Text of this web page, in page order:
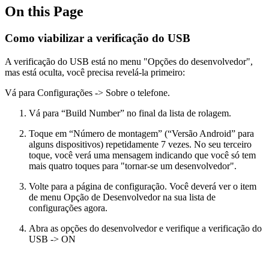
On this Page
Como viabilizar a verificação do USB
A verificação do USB está no menu "Opções do desenvolvedor",
mas está oculta, você precisa revelá-la primeiro:
Vá para Configurações -> Sobre o telefone.
Vá para “Build Number” no final da lista de rolagem.
Toque em “Número de montagem” (“Versão Android” para
alguns dispositivos) repetidamente 7 vezes. No seu terceiro
toque, você verá uma mensagem indicando que você só tem
mais quatro toques para "tornar-se um desenvolvedor".
Volte para a página de configuração. Você deverá ver o item
de menu Opção de Desenvolvedor na sua lista de
configurações agora.
Abra as opções do desenvolvedor e verifique a verificação do
USB -> ON